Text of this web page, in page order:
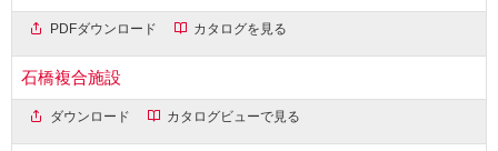
PDFダウンロード カタログを見る
石橋複合施設
ダウンロード カタログビューで見る